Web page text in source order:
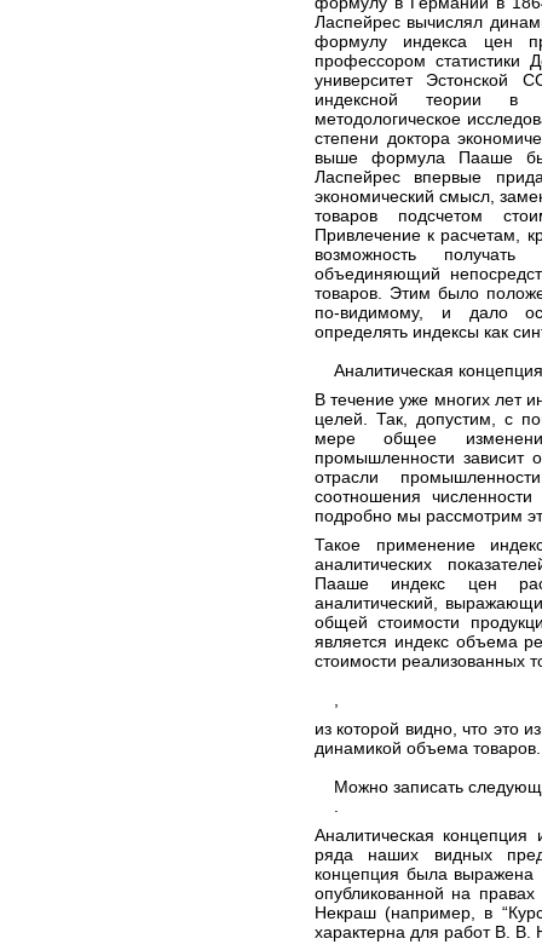
Ласпейрес вычислял
формулу индекса цен
профессором статистики
университет
индексной теории в
методологическое
степени доктора
выше формула Пааше
Ласпейрес впервые
экономический смысл,
товаров подсчетом
Привлечение к расчетам,
возможность получать
объединяющий
товаров. Этим было
по-видимому, и дало
определять индексы как
Аналитическая
В течение уже многих лет
целей. Так, допустим, с
мере общее
промышленности зависит
отрасли
соотношения
подробно мы рассмотрим
Такое применение
аналитических
Пааше индекс цен
аналитический,
общей стоимости
является индекс объема
стоимости реализованных
из которой видно, что это
динамикой объема товаров.
Можно записать
Аналитическая
ряда наших видных
концепция была выражена
опубликованной на
Некраш (например, в
характерна для работ В. В.